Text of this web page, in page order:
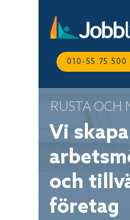
010-55 75 500
RUSTA OCH
Vi
och
företag
Lena